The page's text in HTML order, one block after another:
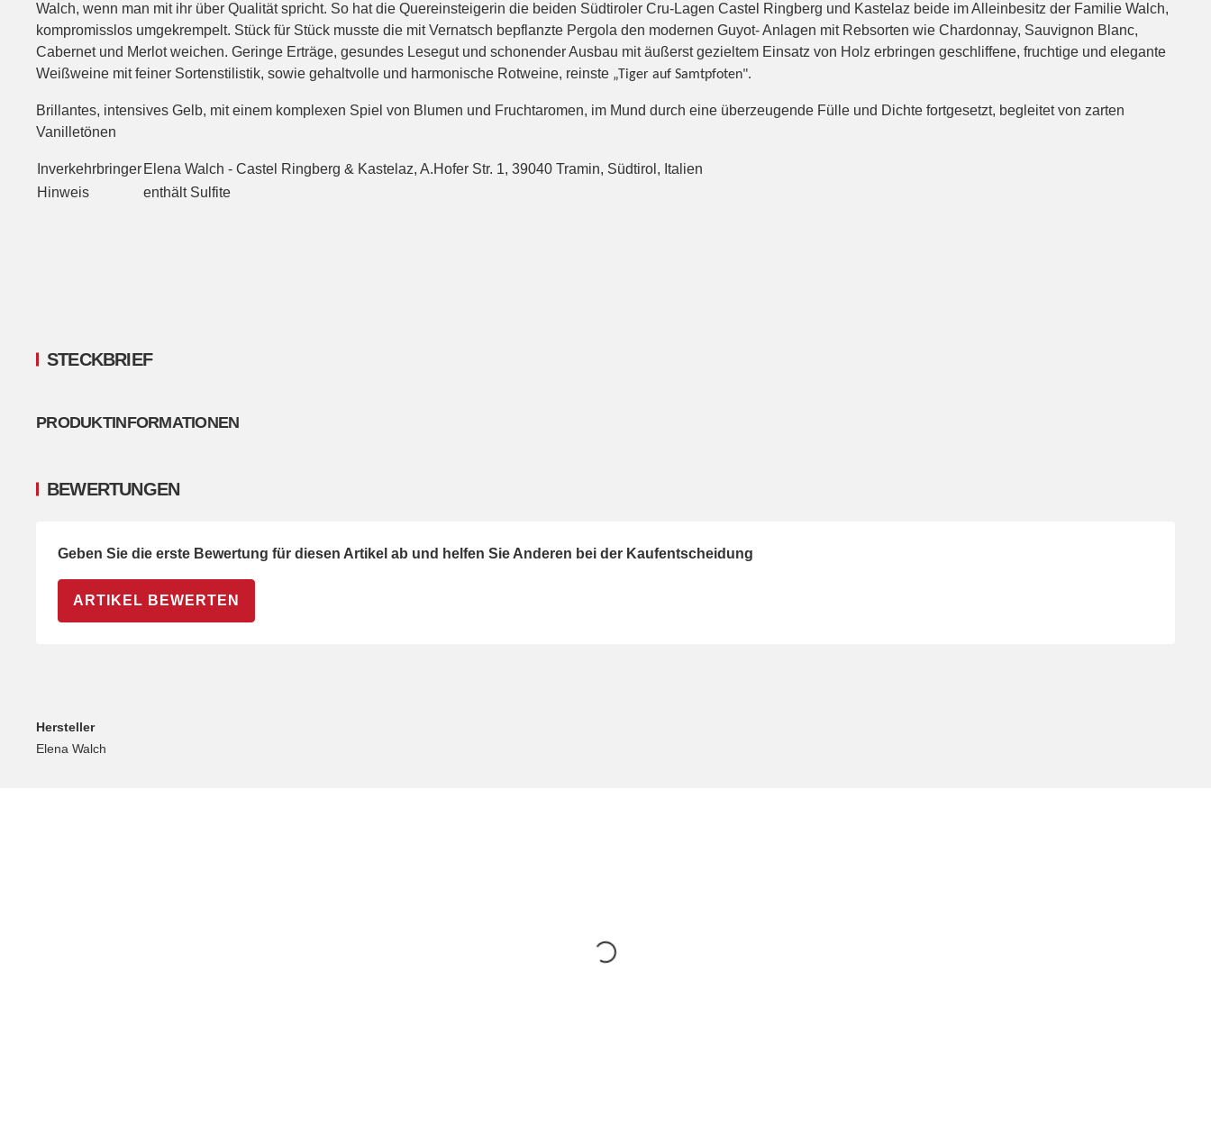
STECKBRIEF
PRODUKTINFORMATIONEN
Walch, wenn man mit ihr über Qualität spricht. So hat die Quereinsteigerin die beiden Südtiroler Cru-Lagen Castel Ringberg und Kastelaz beide im Alleinbesitz der Familie Walch,
kompromisslos umgekrempelt. Stück für Stück musste die mit Vernatsch bepflanzte Pergola den modernen Guyot- Anlagen mit Rebsorten wie Chardonnay, Sauvignon Blanc,
Cabernet und Merlot weichen. Geringe Erträge, gesundes Lesegut und schonender Ausbau mit äußerst gezieltem Einsatz von Holz erbringen geschliffene, fruchtige und elegante
Weißweine mit feiner Sortenstilistik, sowie gehaltvolle und harmonische Rotweine, reinste „Tiger auf Samtpfoten".
Brillantes, intensives Gelb, mit einem komplexen Spiel von Blumen und Fruchtaromen, im Mund durch eine überzeugende Fülle und Dichte fortgesetzt, begleitet von zarten
Vanilletönen
Inverkehrbringer Elena Walch - Castel Ringberg & Kastelaz, A.Hofer Str. 1, 39040 Tramin, Südtirol, Italien
Hinweis
enthält Sulfite
BEWERTUNGEN
Geben Sie die erste Bewertung für diesen Artikel ab und helfen Sie Anderen bei der Kaufentscheidung
ARTIKEL BEWERTEN
Hersteller
Elena Walch